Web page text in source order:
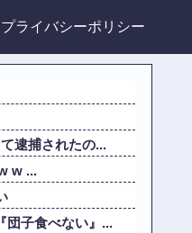
プライバシーポリシー
逮捕されたの...
w ...
団子食べない』...